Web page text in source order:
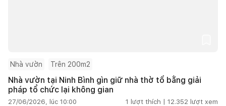
Nhà vườn Trên 200m2
Nhà vườn tại Ninh Bình gìn giữ nhà thờ tổ bằng giải
pháp tổ chức lại không gian
27/06/2026, lúc 10:00 1 lượt thích | 12.352 lượt xem